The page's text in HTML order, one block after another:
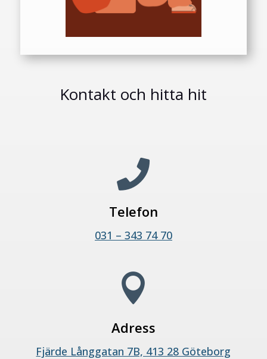
Kontakt och hitta hit

Telefon
031 – 343 74 70

Adress
Fjärde Långgatan 7B, 413 28 Göteborg